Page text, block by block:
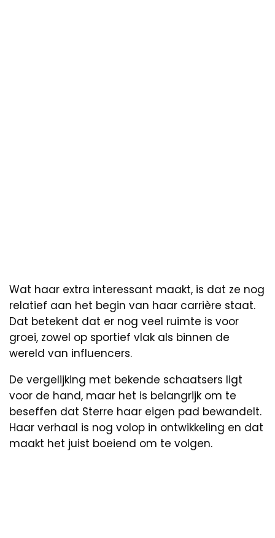
Wat haar extra interessant maakt, is dat ze nog
relatief aan het begin van haar carrière staat.
Dat betekent dat er nog veel ruimte is voor
groei, zowel op sportief vlak als binnen de
wereld van influencers.
De vergelijking met bekende schaatsers ligt
voor de hand, maar het is belangrijk om te
beseffen dat Sterre haar eigen pad bewandelt.
Haar verhaal is nog volop in ontwikkeling en dat
maakt het juist boeiend om te volgen.